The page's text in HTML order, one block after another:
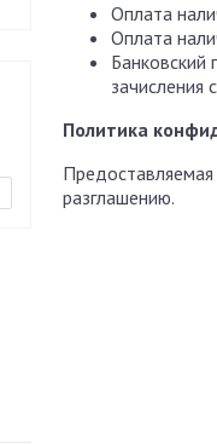
Оплата
Оплата
Банковский
зачисления
Политика
разглашению.